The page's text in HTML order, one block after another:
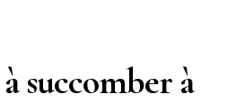
succomber à